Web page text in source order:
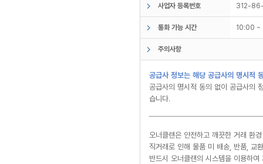
사업자 등록번호 312-
통화 가능 시간 10:00
주의사항
공급사 정보는 해당 공급사의 명시적
공급사의 명시적 동의 없이 공급사의
습니다.
오너클랜은 안전하고 깨끗한 거래 환
직거래로 인해 물품 미 배송, 반품, 교
반드시 오너클랜의 시스템을 이용하